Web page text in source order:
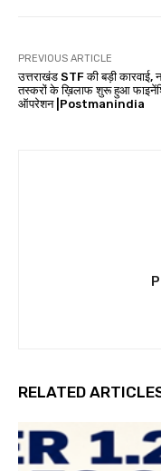
PREVIOUS ARTICLE
उत्तराखंड STF की बड़ी कारवाई,
तस्करों के ख़िलाफ शुरू हुआ
ऑपरेशन |Postmanindia
RELATED